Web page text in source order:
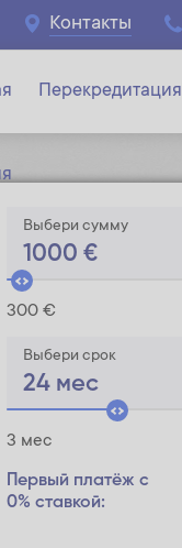
Контакты
Перекредитация
Выбери сумму
1000 €
300 €
Выбери срок
24 мес
3 мес
Первый платёж с
0% ставкой: